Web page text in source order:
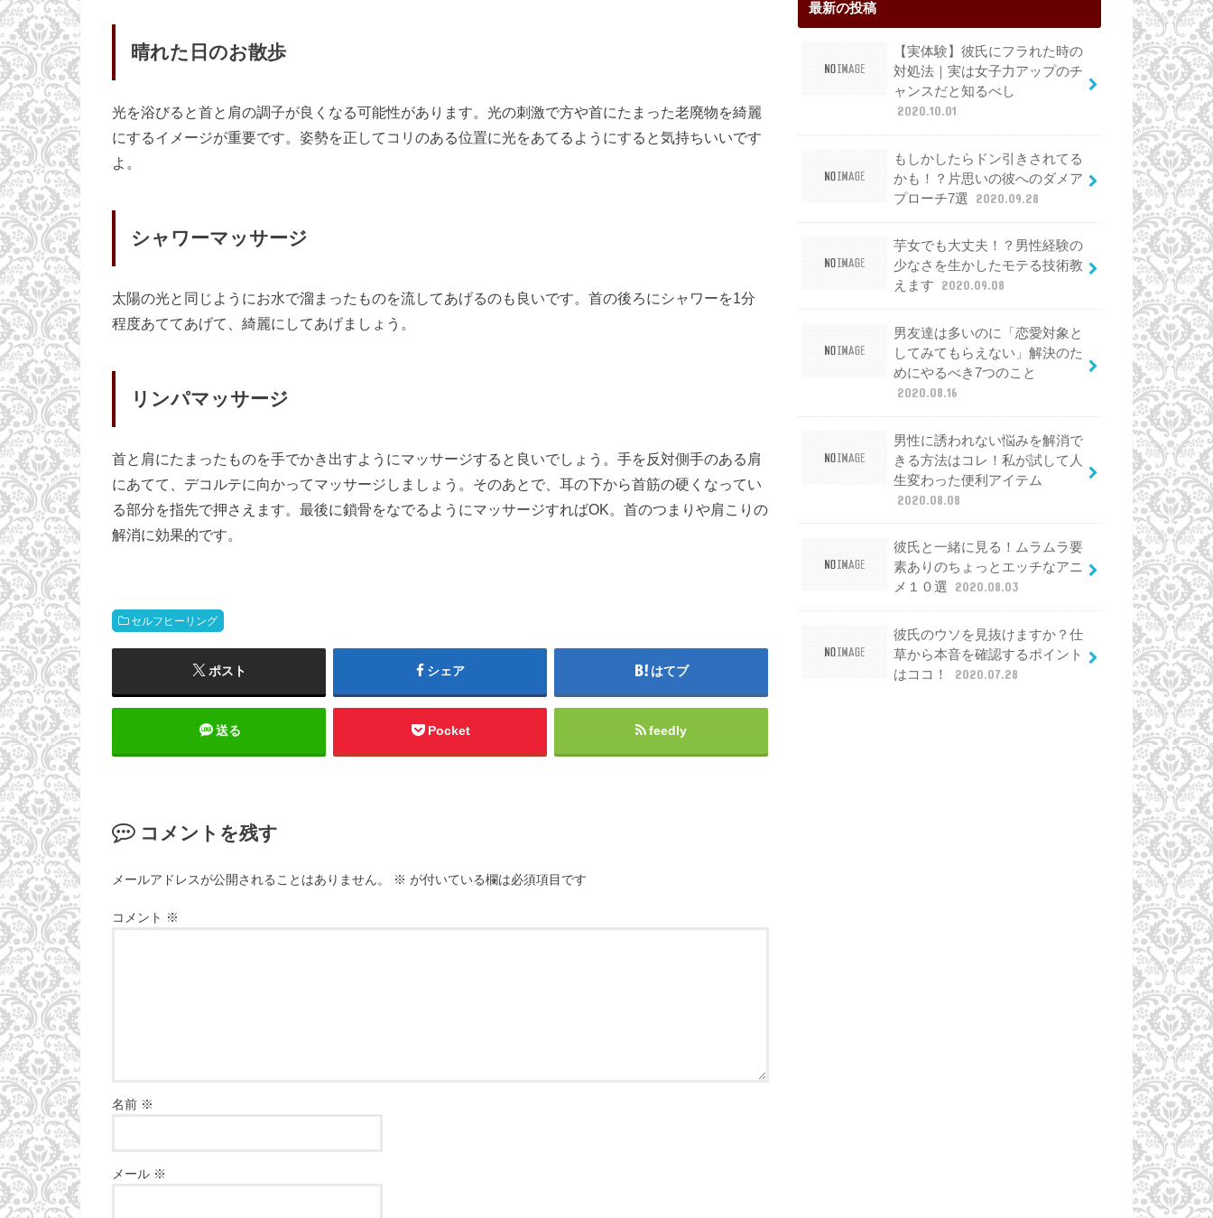
晴れた日のお散歩
光を浴びると首と肩の調子が良くなる可能性があります。光の刺激で方や首にたまった老廃物を綺麗
にするイメージが重要です。姿勢を正してコリのある位置に光をあてるようにすると気持ちいいです
よ。
シャワーマッサージ
太陽の光と同じようにお水で溜まったものを流してあげるのも良いです。首の後ろにシャワーを1分
程度あててあげて、綺麗にしてあげましょう。
リンパマッサージ
首と肩にたまったものを手でかき出すようにマッサージすると良いでしょう。手を反対側手のある肩
にあてて、デコルテに向かってマッサージしましょう。そのあとで、耳の下から首筋の硬くなってい
る部分を指先で押さえます。最後に鎖骨をなでるようにマッサージすればOK。首のつまりや肩こりの
解消に効果的です。
セルフヒーリング
ポスト シェア はてブ
送る Pocket feedly
コメントを残す
メールアドレスが公開されることはありません。 ※ が付いている欄は必須項目です
コメント ※
名前 ※
メール ※
最新の投稿
【実体験】彼氏にフラれた時の
対処法｜実は女子力アップのチ
ャンスだと知るべし
2020.10.01
もしかしたらドン引きされてる
かも！？片思いの彼へのダメア
プローチ7選
2020.09.28
芋女でも大丈夫！？男性経験の
少なさを生かしたモテる技術教
えます
2020.09.08
男友達は多いのに「恋愛対象と
してみてもらえない」解決のた
めにやるべき7つのこと
2020.08.16
男性に誘われない悩みを解消で
きる方法はコレ！私が試して人
生変わった便利アイテム
2020.08.08
彼氏と一緒に見る！ムラムラ要
素ありのちょっとエッチなアニ
メ１０選
2020.08.03
彼氏のウソを見抜けますか？仕
草から本音を確認するポイント
はココ！
2020.07.28